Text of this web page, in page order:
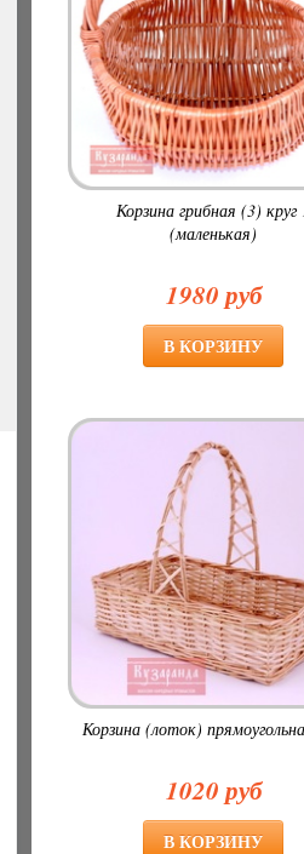
Корзина грибная (3) круг
(маленькая)
1980 руб
Корзина (лоток)
1020 руб